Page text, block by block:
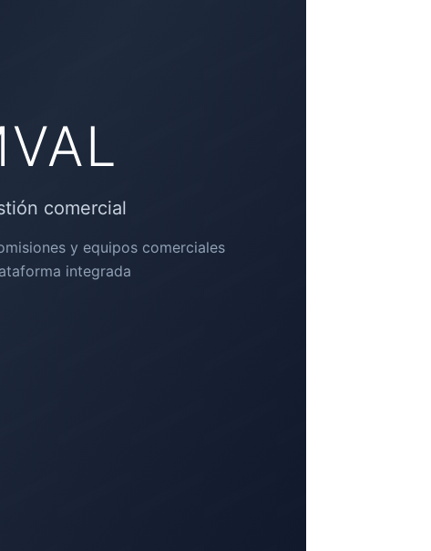
comercial
y equipos comerciales
integrada